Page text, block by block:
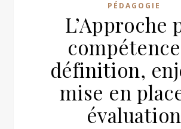
PÉDAGOGIE
L’Approche
définition,
mise en
évaluation